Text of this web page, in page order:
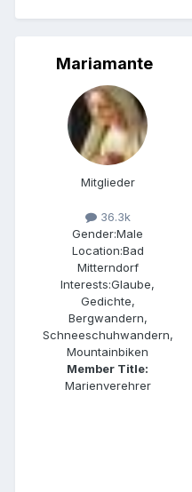
Mariamante
Mitglieder
36.3k
Gender:Male
Location:Bad
Mitterndorf
Interests:Glaube,
Gedichte,
Bergwandern,
Schneeschuhwandern,
Mountainbiken
Member Title:
Marienverehrer